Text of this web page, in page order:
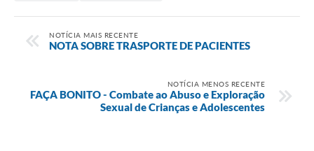
Agenda
Notícias
NOTÍCIA MAIS RECENTE
NOTA SOBRE TRASPORTE DE PACIENTES
NOTÍCIA MENOS RECENTE
FAÇA BONITO - Combate ao Abuso e Exploração
Sexual de Crianças e Adolescentes